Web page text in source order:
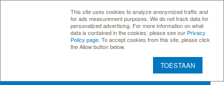
This site uses cookies to analyze anonymized traffic and
for ads measurement purposes. We do not track data for
personalized advertising. For more information on what
data is contained in the cookies, please see our Privacy
Policy page . To accept cookies from this site, please click
the Allow button below.
TOESTAAN